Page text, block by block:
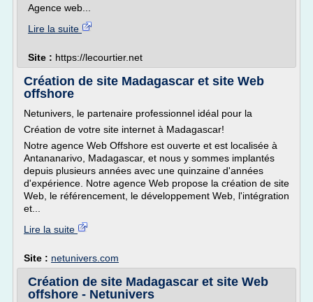
Agence web...
Lire la suite
Site : https://lecourtier.net
Création de site Madagascar et site Web
offshore
Netunivers, le partenaire professionnel idéal pour la
Création de votre site internet à Madagascar!
Notre agence Web Offshore est ouverte et est localisée à
Antananarivo, Madagascar, et nous y sommes implantés
depuis plusieurs années avec une quinzaine d'années
d'expérience. Notre agence Web propose la création de site
Web, le référencement, le développement Web, l'intégration
et...
Lire la suite
Site : netunivers.com
Création de site Madagascar et site Web
offshore - Netunivers